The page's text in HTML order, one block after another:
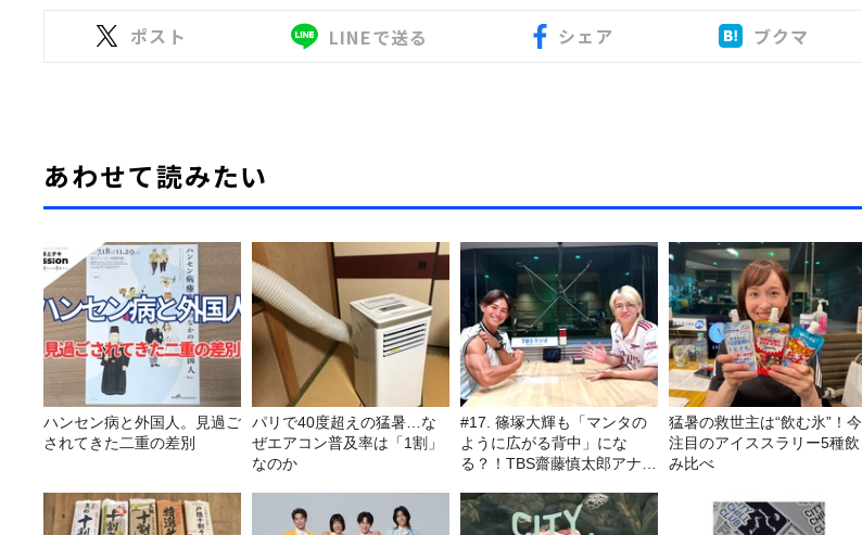
ポスト LINEで送る シェア ブクマ
あわせて読みたい
ハンセン病と外国人。見過ご
されてきた二重の差別
パリで40度超えの猛暑…な
ぜエアコン普及率は「1割」
なのか
#17. 篠塚大輝も「マンタの
ように広がる背中」にな
る？！TBS齋藤慎太郎アナに
力！！
猛暑の救世主は“飲む氷”！今
注目のアイススラリー5種飲
み比べ